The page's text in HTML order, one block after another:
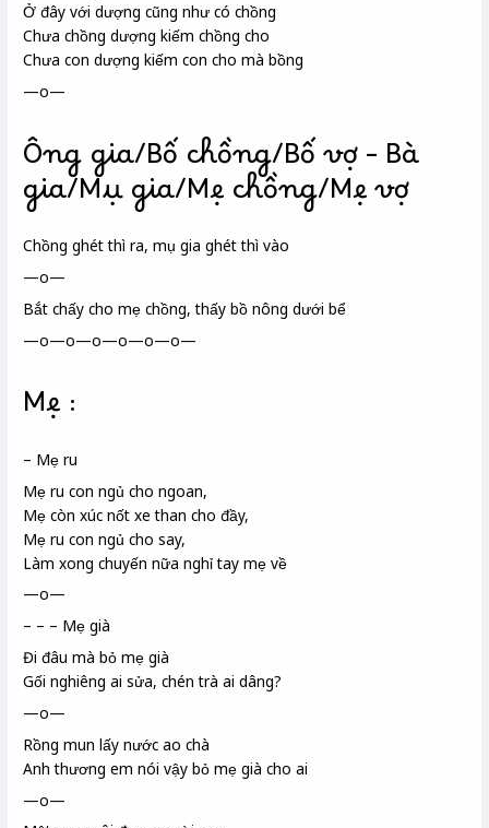
Ở đây với dượng cũng như có chồng
Chưa chồng dượng kiếm chồng cho
Chưa con dượng kiếm con cho mà bồng
—o—
Ông gia/Bố chồng/Bố vợ – Bà
gia/Mụ gia/Mẹ chồng/Mẹ vợ
Chồng ghét thì ra, mụ gia ghét thì vào
—o—
Bắt chấy cho mẹ chồng, thấy bồ nông dưới bể
—o—o—o—o—o—o—
Mẹ :
– Mẹ ru
Mẹ ru con ngủ cho ngoan,
Mẹ còn xúc nốt xe than cho đầy,
Mẹ ru con ngủ cho say,
Làm xong chuyến nữa nghỉ tay mẹ về
—o—
– – – Mẹ già
Đi đâu mà bỏ mẹ già
Gối nghiêng ai sửa, chén trà ai dâng?
—o—
Rồng mun lấy nước ao chà
Anh thương em nói vậy bỏ mẹ già cho ai
—o—